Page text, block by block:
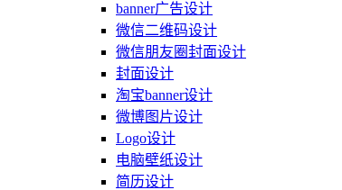
banner广告设计
微信二维码设计
微信朋友圈封面设计
封面设计
淘宝banner设计
微博图片设计
Logo设计
电脑壁纸设计
简历设计